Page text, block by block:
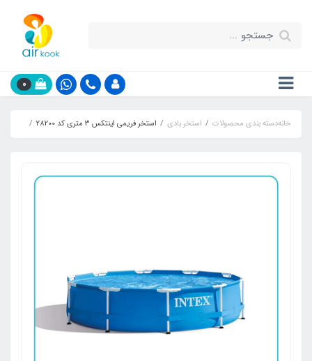
0
خانهدسته بندی محصولات استخر بادی استخر فریمی اینتکس 3 متری کد 28200